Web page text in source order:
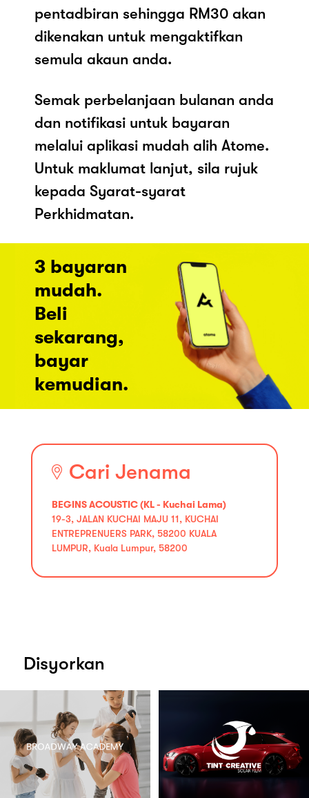
pentadbiran sehingga RM30 akan
dikenakan untuk mengaktifkan
semula akaun anda.
Semak perbelanjaan bulanan anda
dan notifikasi untuk bayaran
melalui aplikasi mudah alih Atome.
Untuk maklumat lanjut, sila rujuk
kepada Syarat-syarat
Perkhidmatan.
3 bayaran
mudah.
Beli
sekarang,
bayar
kemudian.
Cari Jenama
BEGINS ACOUSTIC (KL - Kuchai Lama)
19-3, JALAN KUCHAI MAJU 11, KUCHAI
ENTREPRENUERS PARK, 58200 KUALA
LUMPUR, Kuala Lumpur, 58200
Disyorkan